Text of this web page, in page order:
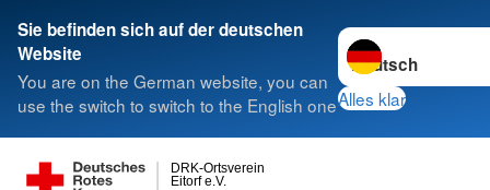
Sie befinden sich auf der deutschen
Website
You are on the German website, you can
use the switch to switch to the English one
Sprache wechseln
Alles klar
Eitorf e.V.
DRK-Ortsverein